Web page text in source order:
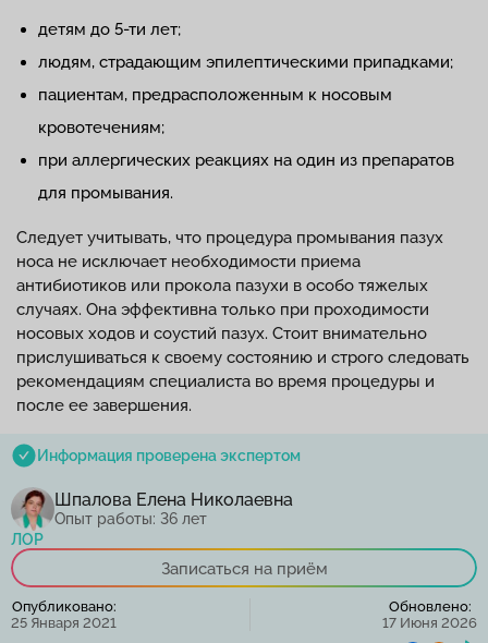
детям до 5-ти лет;
людям, страдающим эпилептическими припадками;
пациентам, предрасположенным к носовым
кровотечениям;
при аллергических реакциях на один из препаратов
для промывания.
Следует учитывать, что процедура промывания пазух
носа не исключает необходимости приема
антибиотиков или прокола пазухи в особо тяжелых
случаях. Она эффективна только при проходимости
носовых ходов и соустий пазух. Стоит внимательно
прислушиваться к своему состоянию и строго следовать
рекомендациям специалиста во время процедуры и
после ее завершения.
Информация проверена экспертом
Шпалова Елена Николаевна
Опыт работы: 36 лет
ЛОР
Записаться на приём
Опубликовано:
25 Января 2021
Обновлено:
17 Июня 2026